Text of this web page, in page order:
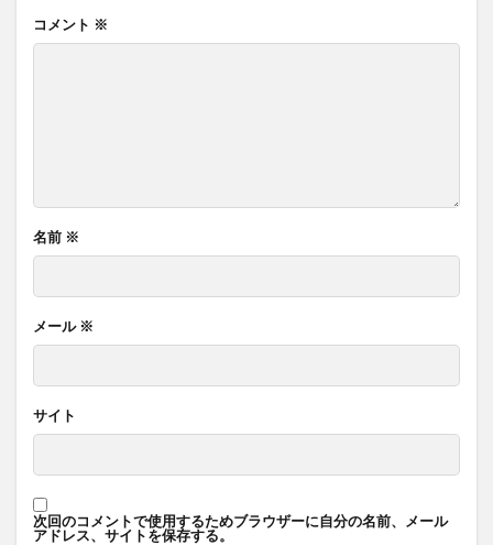
コメント ※
名前 ※
メール ※
サイト
次回のコメントで使用するためブラウザーに自分の名前、メール
アドレス、サイトを保存する。